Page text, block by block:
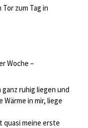
zum Tag in
Woche –
ruhig liegen und
in mir, liege
quasi meine erste